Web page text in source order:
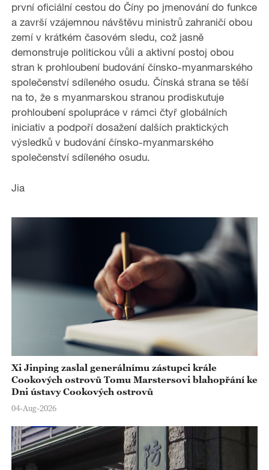
první oficiální cestou do Číny po jmenování do funkce
a završí vzájemnou návštěvu ministrů zahraničí obou
zemí v krátkém časovém sledu, což jasně
demonstruje politickou vůli a aktivní postoj obou
stran k prohloubení budování čínsko-myanmarského
společenství sdíleného osudu. Čínská strana se těší
na to, že s myanmarskou stranou prodiskutuje
prohloubení spolupráce v rámci čtyř globálních
iniciativ a podpoří dosažení dalších praktických
výsledků v budování čínsko-myanmarského
společenství sdíleného osudu.
Jia
Xi Jinping zaslal generálnímu zástupci krále
Cookových ostrovů Tomu Marstersovi blahopřání ke
Dni ústavy Cookových ostrovů
04-Aug-2026